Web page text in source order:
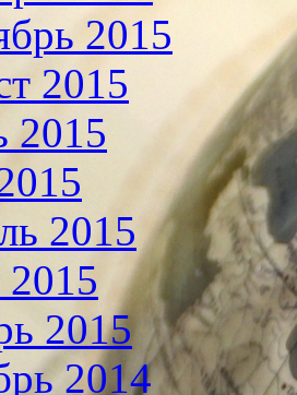
2015
2015
2015
2015
2015
2014